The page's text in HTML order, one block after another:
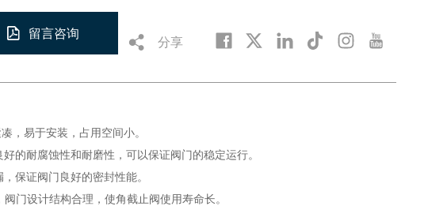
留言咨询
分享
，易于安装，占用空间小。
的耐腐蚀性和耐磨性，可以保证阀门的稳定运行。
保证阀门良好的密封性能。
门设计结构合理，使角截止阀使用寿命长。